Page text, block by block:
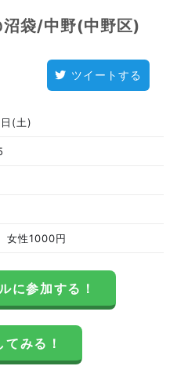
袋/中野(中野区)
ツイートする
(土)
女性1000円
に参加する！
てみる！